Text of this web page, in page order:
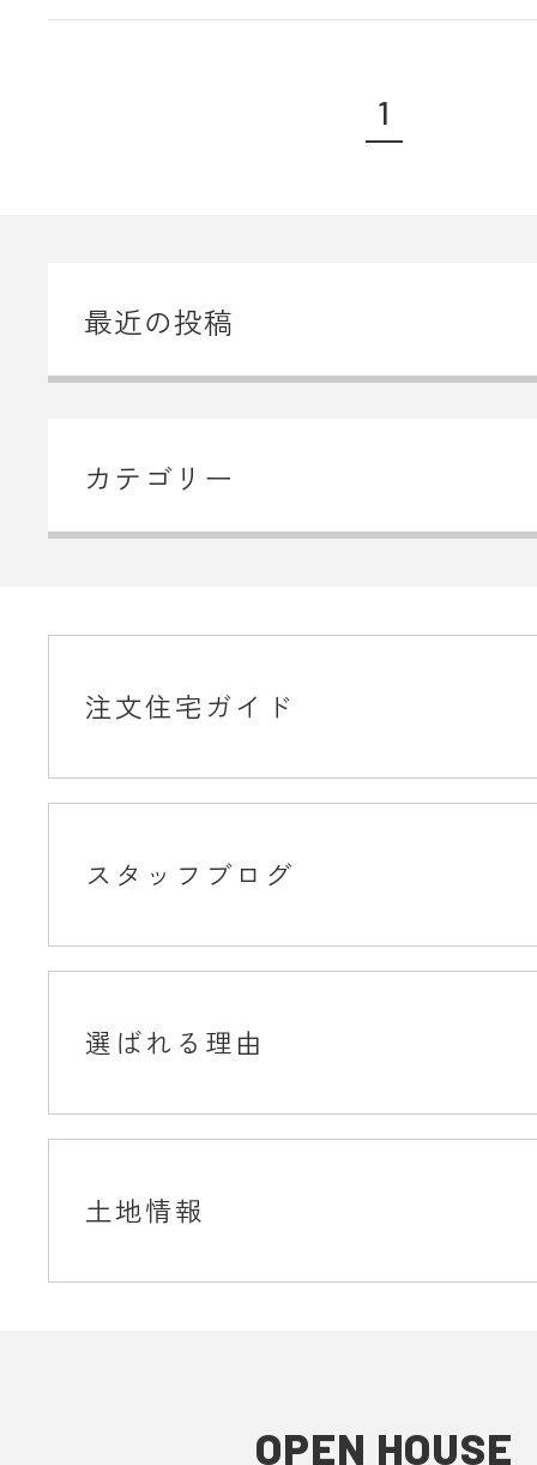
1
最近の投稿
カテゴリー
注文住宅ガイド
スタッフブログ
選ばれる理由
土地情報
OPEN HOUSE